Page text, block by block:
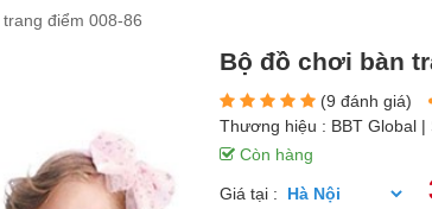
điểm 008-86
Bộ đồ chơi bàn
(9 đánh giá)
Thương hiệu : BBT Global |
Còn hàng
Giá tại :